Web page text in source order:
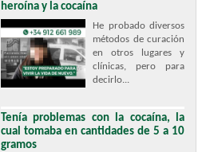
heroína y la cocaína
He probado diversos
métodos de curación
en otros lugares y
clínicas, pero para
decirlo...
Tenía problemas con la cocaína, la
cual tomaba en cantidades de 5 a 10
gramos